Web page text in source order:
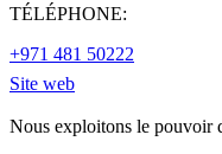
TÉLÉPHONE:
+971 481 50222
Site web
Nous exploitons le pouvoir